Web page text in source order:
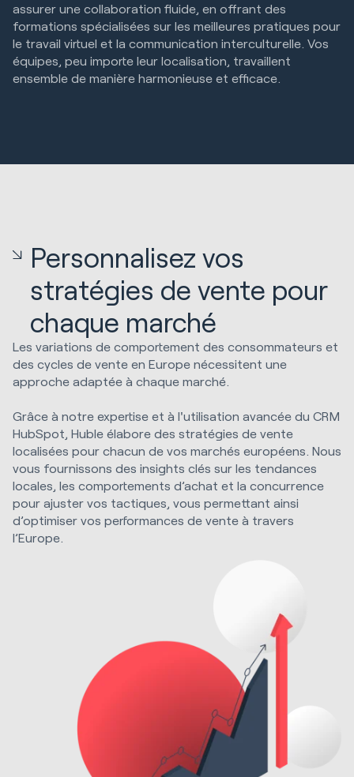
assurer une collaboration fluide, en offrant des
formations spécialisées sur les meilleures pratiques pour
le travail virtuel et la communication interculturelle. Vos
équipes, peu importe leur localisation, travaillent
ensemble de manière harmonieuse et efficace.
Personnalisez vos
stratégies de vente pour
chaque marché
Les variations de comportement des consommateurs et
des cycles de vente en Europe nécessitent une
approche adaptée à chaque marché.
Grâce à notre expertise et à l'utilisation avancée du CRM
HubSpot, Huble élabore des stratégies de vente
localisées pour chacun de vos marchés européens. Nous
vous fournissons des insights clés sur les tendances
locales, les comportements d’achat et la concurrence
pour ajuster vos tactiques, vous permettant ainsi
d’optimiser vos performances de vente à travers
l’Europe.